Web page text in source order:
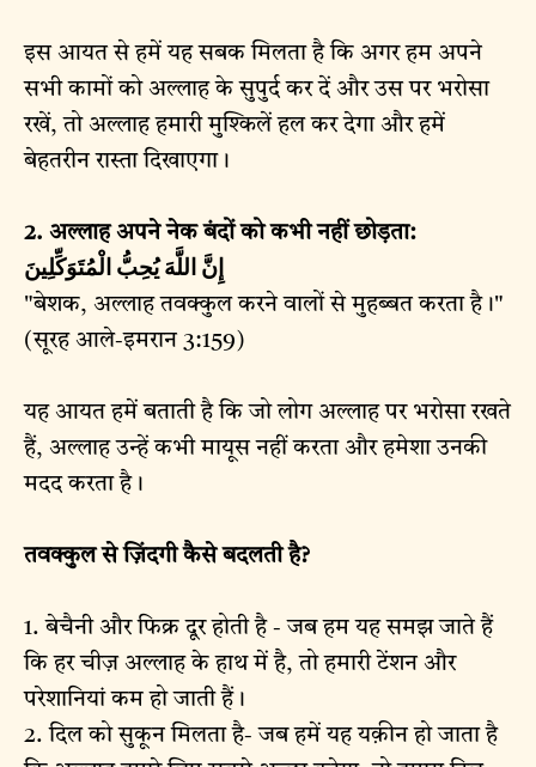
इस आयत से हमें यह सबक मिलता है कि अगर हम अपने
सभी कामों को अल्लाह के सुपुर्द कर दें और उस पर भरोसा
रखें, तो अल्लाह हमारी मुश्किलें हल कर देगा और हमें
बेहतरीन रास्ता दिखाएगा।
2. अल्लाह अपने नेक बंदों को कभी नहीं छोड़ता:
إِنَّ اللَّهَ يُحِبُّ الْمُتَوَكِّلِينَ
"बेशक, अल्लाह तवक्कुल करने वालों से मुहब्बत करता है।"
(सूरह आले-इमरान 3:159)
यह आयत हमें बताती है कि जो लोग अल्लाह पर भरोसा रखते
हैं, अल्लाह उन्हें कभी मायूस नहीं करता और हमेशा उनकी
मदद करता है।
तवक्कुल से ज़िंदगी कैसे बदलती है?
1. बेचैनी और फिक्र दूर होती है - जब हम यह समझ जाते हैं
कि हर चीज़ अल्लाह के हाथ में है, तो हमारी टेंशन और
परेशानियां कम हो जाती हैं।
2. दिल को सुकून मिलता है- जब हमें यह यक़ीन हो जाता है